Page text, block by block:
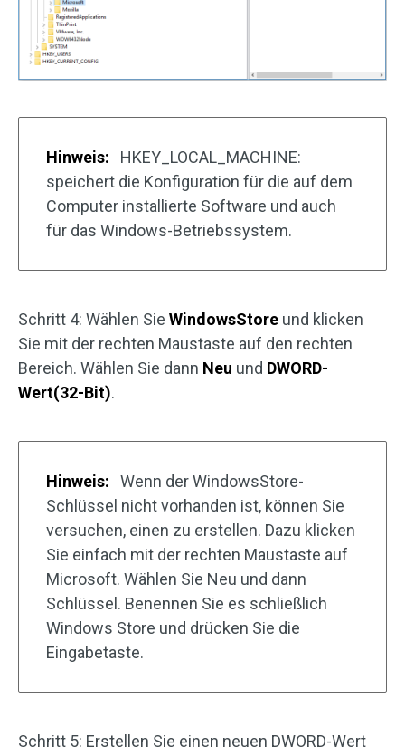
Hinweis:
HKEY_LOCAL_MACHINE:
speichert die Konfiguration für die auf dem
Computer installierte Software und auch
für das Windows-Betriebssystem.
Schritt 4: Wählen Sie WindowsStore und klicken
Sie mit der rechten Maustaste auf den rechten
Bereich. Wählen Sie dann Neu und DWORD-
Wert(32-Bit).
Hinweis:
Wenn der WindowsStore-
Schlüssel nicht vorhanden ist, können Sie
versuchen, einen zu erstellen. Dazu klicken
Sie einfach mit der rechten Maustaste auf
Microsoft. Wählen Sie Neu und dann
Schlüssel. Benennen Sie es schließlich
Windows Store und drücken Sie die
Eingabetaste.
Schritt 5: Erstellen Sie einen neuen DWORD-Wert